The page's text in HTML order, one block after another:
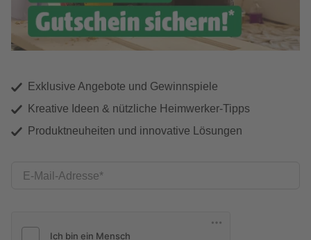
Exklusive Angebote und Gewinnspiele
Kreative Ideen & nützliche Heimwerker-Tipps
Produktneuheiten und innovative Lösungen
E-Mail-Adresse